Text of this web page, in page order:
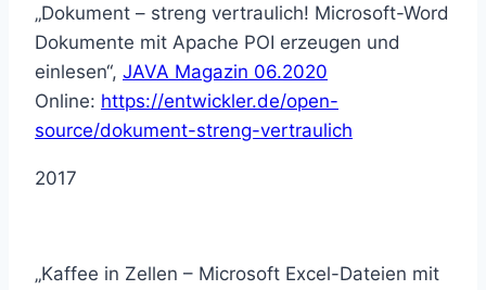
„Dokument – streng vertraulich! Microsoft-Word
Dokumente mit Apache POI erzeugen und
einlesen“, JAVA Magazin 06.2020
Online: https://entwickler.de/open-
source/dokument-streng-vertraulich
2017
„Kaffee in Zellen – Microsoft Excel-Dateien mit